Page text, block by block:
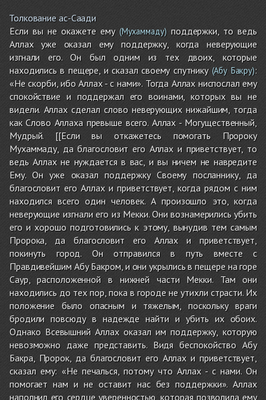
Толкование ас-Саади
Если вы не окажете ему(Мухаммаду)поддержки, то ведь
Аллах уже оказал ему поддержку, когда неверующие
изгнали его. Он был одним из тех двоих, которые
находились в пещере, и сказал своему спутнику(Абу Бакру):
«Не скорби, ибо Аллах - с нами». Тогда Аллах ниспослал ему
спокойствие и поддержал его воинами, которых вы не
видели. Аллах сделал слово неверующих нижайшим, тогда
как Слово Аллаха превыше всего. Аллах - Могущественный,
Мудрый. [[Если вы откажетесь помогать Пророку
Мухаммаду, да благословит его Аллах и приветствует, то
ведь Аллах не нуждается в вас, и вы ничем не навредите
Ему. Он уже оказал поддержку Своему посланнику, да
благословит его Аллах и приветствует, когда рядом с ним
находился всего один человек. А произошло это, когда
неверующие изгнали его из Мекки. Они вознамерились убить
его и хорошо подготовились к этому, вынудив тем самым
Пророка, да благословит его Аллах и приветствует,
покинуть город. Он отправился в путь вместе с
Правдивейшим Абу Бакром, и они укрылись в пещере на горе
Саур, расположенной в нижней части Мекки. Там они
находились до тех пор, пока в городе не утихли страсти. Их
положение было опасным и тяжелым, поскольку враги
бродили повсюду в надежде найти и убить их обоих.
Однако Всевышний Аллах оказал им поддержку, которую
невозможно даже представить. Видя беспокойство Абу
Бакра, Пророк, да благословит его Аллах и приветствует,
сказал ему: «Не печалься, потому что Аллах - с нами. Он
помогает нам и не оставит нас без поддержки». Аллах
наполнил его сердце уверенностью, которая позволила ему